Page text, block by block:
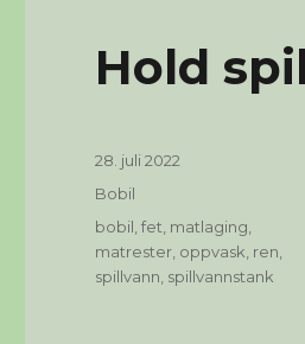
Hold
Publisert
28. juli 2022
Kategorier
Bobil
Stikkord
bobil,fet, matlaging,
matrester, oppvask, ren,
spillvann, spillvannstank